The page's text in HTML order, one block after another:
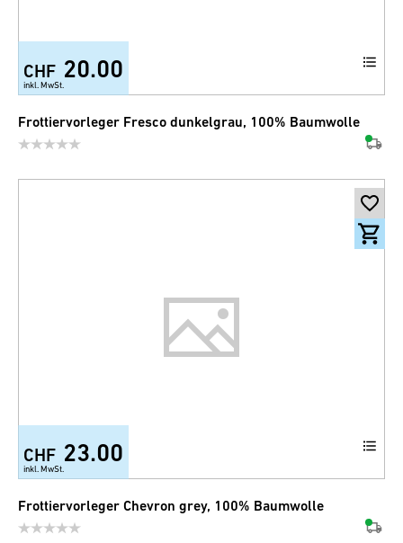
CHF 20.00
inkl. MwSt.
Frottiervorleger Fresco dunkelgrau, 100% Baumwolle
CHF 23.00
inkl. MwSt.
Frottiervorleger Chevron grey, 100% Baumwolle